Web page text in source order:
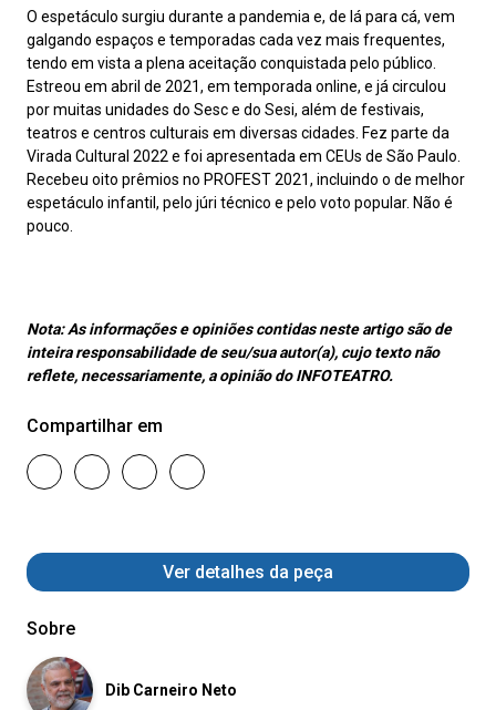
O espetáculo surgiu durante a pandemia e, de lá para cá, vem
galgando espaços e temporadas cada vez mais frequentes,
tendo em vista a plena aceitação conquistada pelo público.
Estreou em abril de 2021, em temporada online, e já circulou
por muitas unidades do Sesc e do Sesi, além de festivais,
teatros e centros culturais em diversas cidades. Fez parte da
Virada Cultural 2022 e foi apresentada em CEUs de São Paulo.
Recebeu oito prêmios no PROFEST 2021, incluindo o de melhor
espetáculo infantil, pelo júri técnico e pelo voto popular. Não é
pouco.
Nota:As informações e opiniões contidas neste artigo são de
inteira responsabilidade de seu/sua autor(a), cujo texto não
reflete, necessariamente, a opinião do INFOTEATRO.
Compartilhar em
Ver detalhes da peça
Sobre
Dib Carneiro Neto